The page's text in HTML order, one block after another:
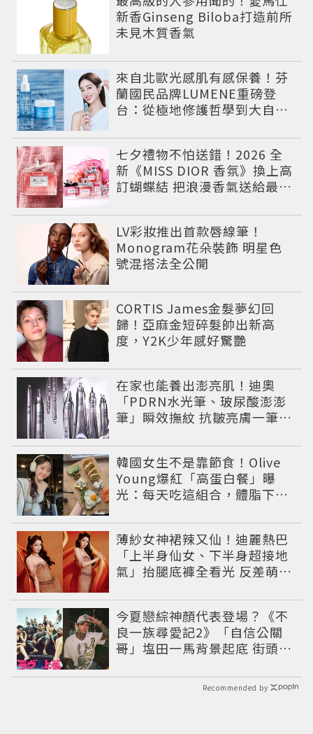
新香Ginseng Biloba打造前所
未見木質香氣
來自北歐光感肌有感保養！芬
蘭國民品牌LUMENE重磅登
台：從極地修護哲學到大自然
活美學
七夕禮物不怕送錯！2026 全
新《MISS DIOR 香氛》換上高
訂蝴蝶結 把浪漫香氣送給最重
LV彩妝推出首款唇線筆！
Monogram花朵裝飾 明星色
號混搭法全公開
CORTIS James金髮夢幻回
歸！亞麻金短碎髮帥出新高
度，Y2K少年感好驚艷
在家也能養出澎亮肌！迪奧
「PDRN水光筆、玻尿酸澎澎
筆」瞬效撫紋 抗皺亮膚一筆有
韓國女生不是靠節食！Olive
Young爆紅「高蛋白餐」曝
光：每天吃這組合，體脂下降
薄紗女神裙辣又仙！迪麗熱巴
「上半身仙女、下半身超接地
氣」抬腿底褲全看光 反差萌穿
今夏戀綜神顏代表登場？《不
良一族尋愛記2》「自信公關
哥」塩田一馬背景起底 街頭辣
Recommended by